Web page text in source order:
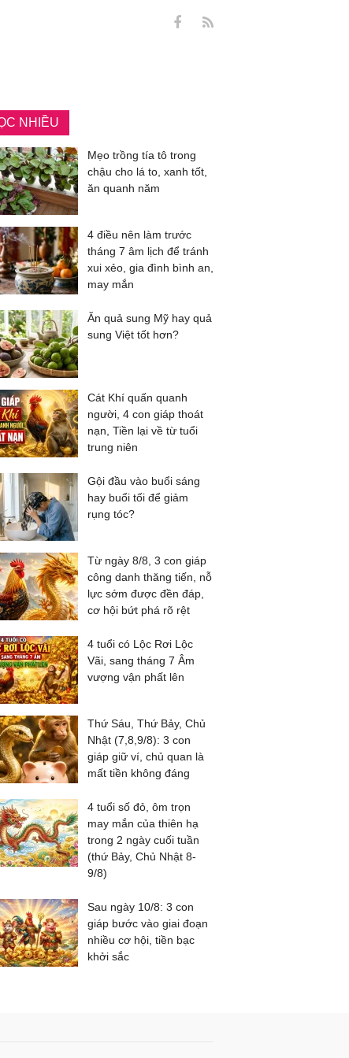
NHIỀU
Mẹo trồng tía tô trong
chậu cho lá to, xanh tốt,
ăn quanh năm
4 điều nên làm trước
tháng 7 âm lịch để tránh
xui xẻo, gia đình bình an,
may mắn
Ăn quả sung Mỹ hay quả
sung Việt tốt hơn?
Cát Khí quấn quanh
người, 4 con giáp thoát
nạn, Tiền lại về từ tuổi
trung niên
Gội đầu vào buổi sáng
hay buổi tối để giảm
rụng tóc?
Từ ngày 8/8, 3 con giáp
công danh thăng tiến, nỗ
lực sớm được đền đáp,
cơ hội bứt phá rõ rệt
4 tuổi có Lộc Rơi Lộc
Vãi, sang tháng 7 Âm
vượng vận phất lên
Thứ Sáu, Thứ Bảy, Chủ
Nhật (7,8,9/8): 3 con
giáp giữ ví, chủ quan là
mất tiền không đáng
4 tuổi số đỏ, ôm trọn
may mắn của thiên hạ
trong 2 ngày cuối tuần
(thứ Bảy, Chủ Nhật 8-
9/8)
Sau ngày 10/8: 3 con
giáp bước vào giai đoạn
nhiều cơ hội, tiền bạc
khởi sắc